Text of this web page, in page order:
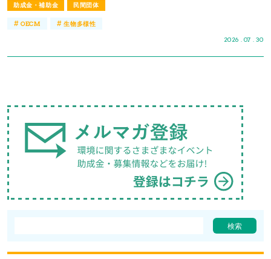
助成金・補助金 民間団体
2026 . 07 . 30
#OECM #生物多様性